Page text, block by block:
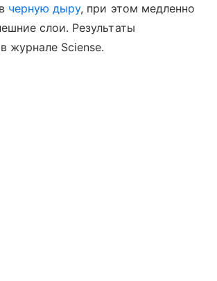
черную дыру, при этом медленно
слои. Результаты
журнале Sciense.